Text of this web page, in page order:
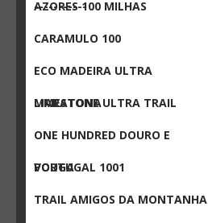
-----------
AZORES 100 MILHAS
CARAMULO 100
ECO MADEIRA ULTRA
MARATONA
LIMESTONE ULTRA TRAIL
ONE HUNDRED DOURO E
VOUGA
PORTUGAL 1001
TRAIL AMIGOS DA MONTANHA